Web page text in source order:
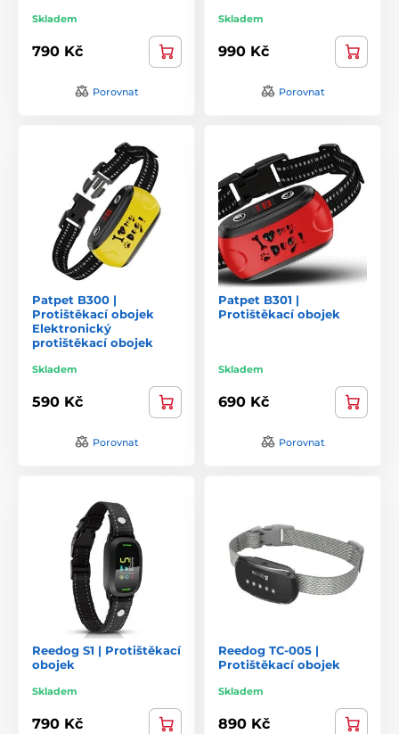
Skladem
790 Kč
Porovnat
Skladem
990 Kč
Porovnat
Patpet B300 |
Protištěkací obojek
Elektronický
protištěkací obojek
Skladem
590 Kč
Porovnat
Patpet B301 |
Protištěkací obojek
Skladem
690 Kč
Porovnat
Reedog S1 | Protištěkací
obojek
Skladem
790 Kč
Reedog TC-005 |
Protištěkací obojek
Skladem
890 Kč